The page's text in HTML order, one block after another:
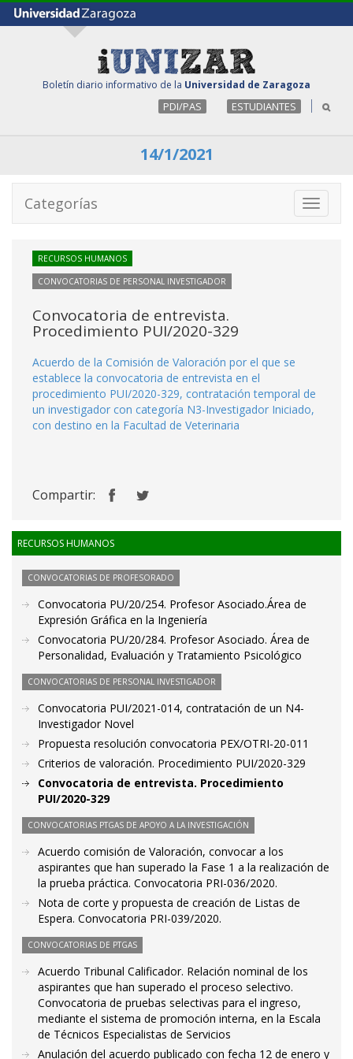
Boletín diario informativo de la Universidad de Zaragoza
PDI/PAS ESTUDIANTES
14/1/2021
Toggle
Categorías
RECURSOS HUMANOS
CONVOCATORIAS DE PERSONAL INVESTIGADOR
Convocatoria de entrevista.
Procedimiento PUI/2020-329
Acuerdo de la Comisión de Valoración por el que se
establece la convocatoria de entrevista en el
procedimiento PUI/2020-329, contratación temporal de
un investigador con categoría N3-Investigador Iniciado,
con destino en la Facultad de Veterinaria
Compartir:
RECURSOS HUMANOS
CONVOCATORIAS DE PROFESORADO
Convocatoria PU/20/254. Profesor Asociado.Área de
Expresión Gráfica en la Ingeniería
Convocatoria PU/20/284. Profesor Asociado. Área de
Personalidad, Evaluación y Tratamiento Psicológico
CONVOCATORIAS DE PERSONAL INVESTIGADOR
Convocatoria PUI/2021-014, contratación de un N4-
Investigador Novel
Propuesta resolución convocatoria PEX/OTRI-20-011
Criterios de valoración. Procedimiento PUI/2020-329
Convocatoria de entrevista. Procedimiento
PUI/2020-329
CONVOCATORIAS PTGAS DE APOYO A LA INVESTIGACIÓN
Acuerdo comisión de Valoración, convocar a los
aspirantes que han superado la Fase 1 a la realización de
la prueba práctica. Convocatoria PRI-036/2020.
Nota de corte y propuesta de creación de Listas de
Espera. Convocatoria PRI-039/2020.
CONVOCATORIAS DE PTGAS
Acuerdo Tribunal Calificador. Relación nominal de los
aspirantes que han superado el proceso selectivo.
Convocatoria de pruebas selectivas para el ingreso,
mediante el sistema de promoción interna, en la Escala
de Técnicos Especialistas de Servicios
Anulación del acuerdo publicado con fecha 12 de enero y